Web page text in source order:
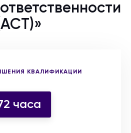
КВАЛИФИКАЦИИ
форму участия
часа